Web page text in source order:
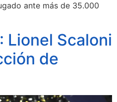
ante más de 35.000
Lionel Scaloni
de